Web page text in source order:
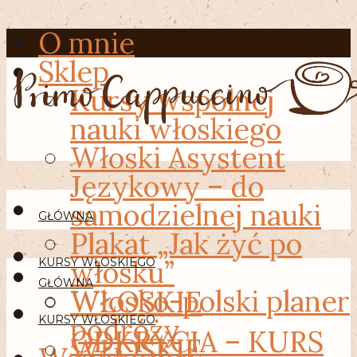
O mnie
Sklep
Kursy wspólnej
nauki włoskiego
Włoski Asystent
Językowy – do
samodzielnej nauki
Plakat „Jak żyć po
włosku”
Włosko-polski planer
podróży
GŁÓWNA
KURSY WŁOSKIEGO
WŁOSKIE
ODKRYCIA – KURS
GŁÓWNA
KURSY WŁOSKIEGO